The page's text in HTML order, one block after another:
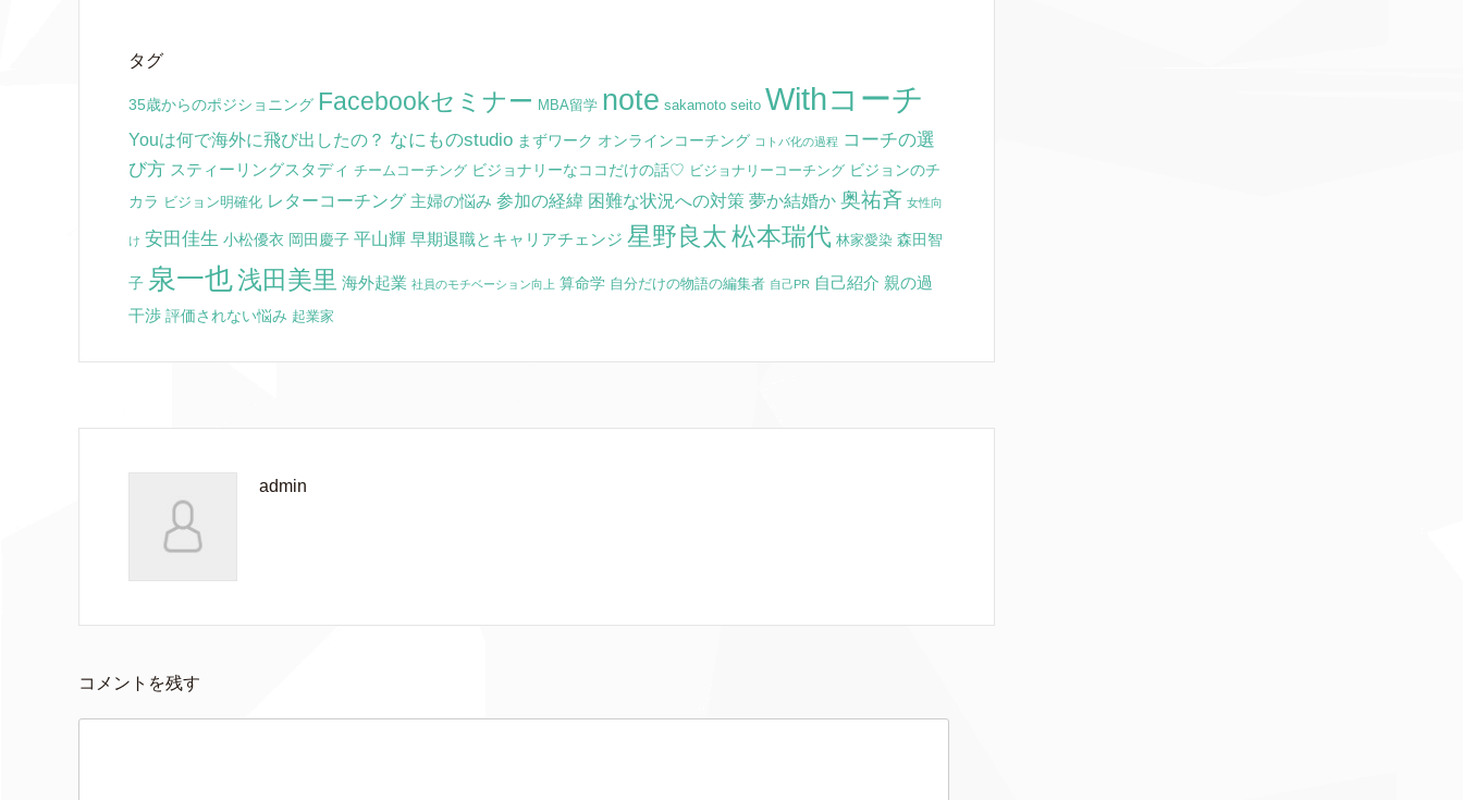
タグ
35歳からのポジショニング Facebookセミナー MBA留学 note sakamoto seito Withコーチ
Youは何で海外に飛び出したの？ なにものstudio まずワーク オンラインコーチング コトバ化の過程 コーチの選
び方 スティーリングスタディ チームコーチング ビジョナリーなココだけの話♡ ビジョナリーコーチング ビジョンのチ
カラ ビジョン明確化 レターコーチング 主婦の悩み 参加の経緯 困難な状況への対策 夢か結婚か 奥祐斉 女性向
け 安田佳生 小松優衣 岡田慶子 平山輝 早期退職とキャリアチェンジ 星野良太松本瑞代 林家愛染 森田智
子 泉一也浅田美里 海外起業 社員のモチベーション向上 算命学 自分だけの物語の編集者 自己PR 自己紹介 親の過
干渉 評価されない悩み 起業家
admin
コメントを残す